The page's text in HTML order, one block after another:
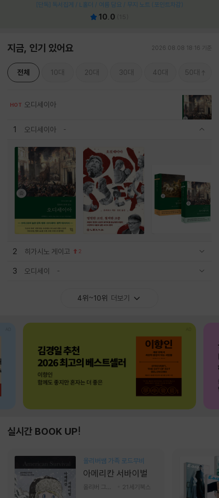
[단독] 독서집게 / L홀더 / 여름 담요 / 무지 노트 (포인트차감)
10.0
지금, 인기 있어요 2026.08.08 18:16 기준
전체 10대 20대 30대 40대 50대
HOT 오디세이아
1 오디세이아
2 히가시노 게이고 2
3 오디세이
4위~10위 더보기
실시간 BOOK UP!
올리버쌤 가족 로드무비
아메리칸 서바이벌
21세기북스